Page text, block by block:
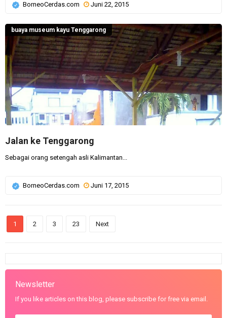
BorneoCerdas.com Juni 22, 2015
Jalan ke Tenggarong
buaya museum kayu Tenggarong
Sebagai orang setengah asli Kalimantan...
BorneoCerdas.com Juni 17, 2015
1 2 3 23 Next
Newsletter
If you like articles on this blog, please subscribe for free via email.